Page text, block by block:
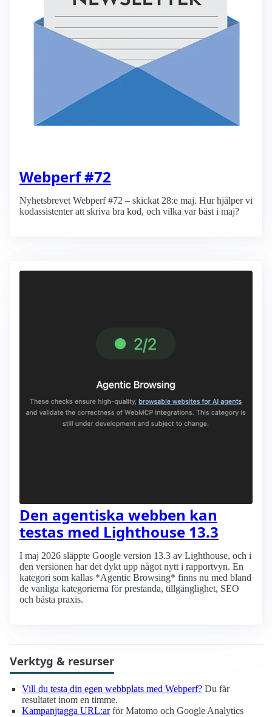
Webperf #72
Nyhetsbrevet Webperf #72 – skickat 28:e maj. Hur hjälper vi
kodassistenter att skriva bra kod, och vilka var bäst i maj?
Den agentiska webben kan
testas med Lighthouse 13.3
I maj 2026 släppte Google version 13.3 av Lighthouse, och i
den versionen har det dykt upp något nytt i rapportvyn. En
kategori som kallas *Agentic Browsing* finns nu med bland
de vanliga kategorierna för prestanda, tillgänglighet, SEO
och bästa praxis.
Verktyg & resurser
Vill du testa din egen webbplats med Webperf? Du får
resultatet inom en timme.
Kampanjtagga URL:arför Matomo och Google Analytics